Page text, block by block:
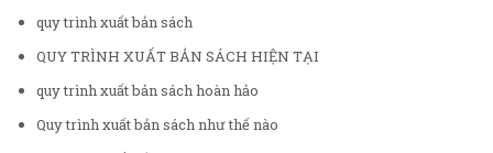
quy trình xuất bản sách
QUY TRÌNH XUẤT BẢN SÁCH HIỆN TẠI
quy trình xuất bản sách hoàn hảo
Quy trình xuất bản sách như thế nào